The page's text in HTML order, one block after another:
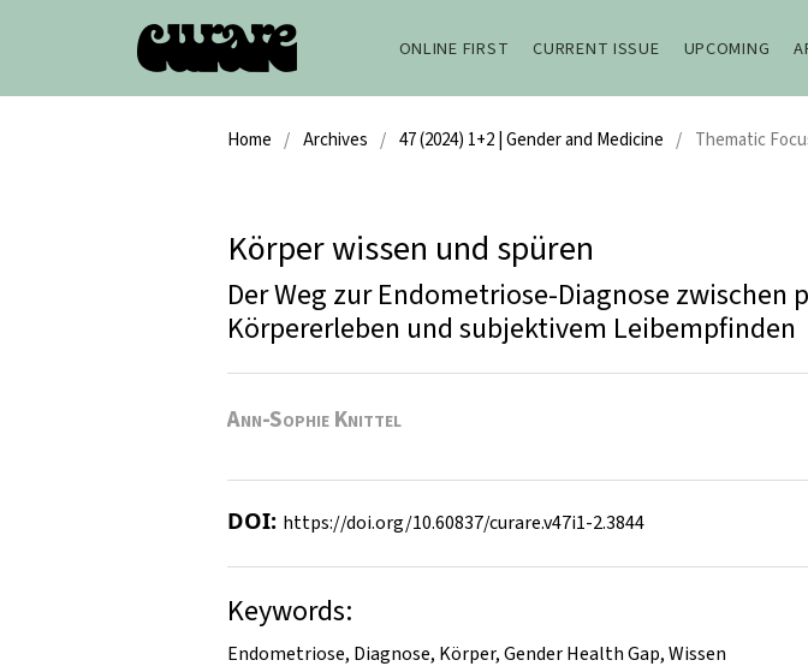
ONLINE FIRST CURRENT ISSUE UPCOMING
Home / Archives / 47 (2024) 1+2 | Gender and Medicine / Thematic
Körper wissen und spüren
Der Weg zur Endometriose-Diagnose zwischen
Körpererleben und subjektivem Leibempfinden
Ann-Sophie Knittel
DOI: https://doi.org/10.60837/curare.v47i1-2.3844
Keywords:
Endometriose, Diagnose, Körper, Gender Health Gap, Wissen